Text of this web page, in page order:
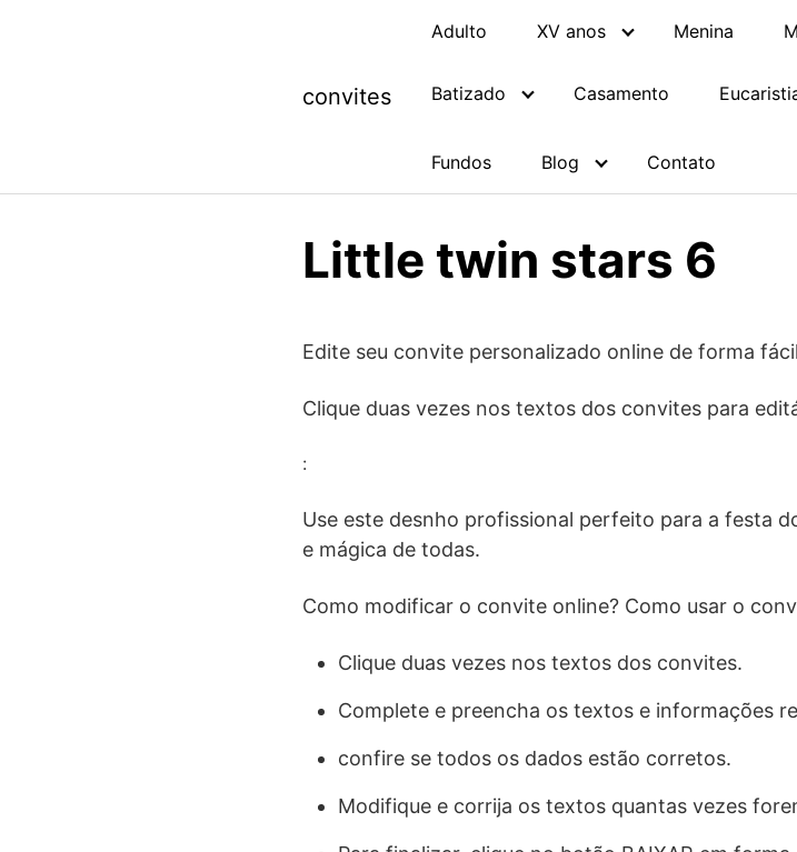
convites
Adulto XV anos Menina
Batizado Casamento
Fundos Blog Contato
Little twin stars 6
Edite seu convite personalizado online de forma
Clique duas vezes nos textos dos convites para
:
Use este desnho profissional perfeito para a festa
e mágica de todas.
Como modificar o convite online? Como usar o
Clique duas vezes nos textos dos convites.
Complete e preencha os textos e informações
confire se todos os dados estão corretos.
Modifique e corrija os textos quantas vezes